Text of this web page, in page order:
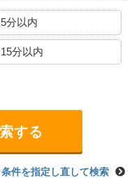
5分以内
15分以内
条件を指定し直して検索